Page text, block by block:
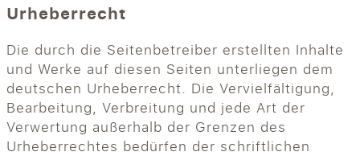
Urheberrecht
Die durch die Seitenbetreiber erstellten Inhalte
und Werke auf diesen Seiten unterliegen dem
deutschen Urheberrecht. Die Vervielfältigung,
Bearbeitung, Verbreitung und jede Art der
Verwertung außerhalb der Grenzen des
Urheberrechtes bedürfen der schriftlichen